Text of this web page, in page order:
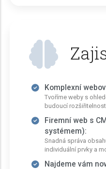
Komplexní
Tvoříme weby s
budoucí rozšiřitelnost.
Firemní web s
systémem):
Snadná správa
individuální prvky a
Najdeme vám